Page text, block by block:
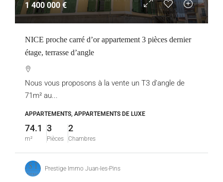
1 400 000 €
NICE proche carré d’or appartement 3 pièces dernier
étage, terrasse d’angle
Nous vous proposons à la vente un T3 d’angle de
71m² au...
APPARTEMENTS, APPARTEMENTS DE LUXE
74.1
m²
3
Pièces
2
Chambres
Prestige Immo Juan-les-Pins